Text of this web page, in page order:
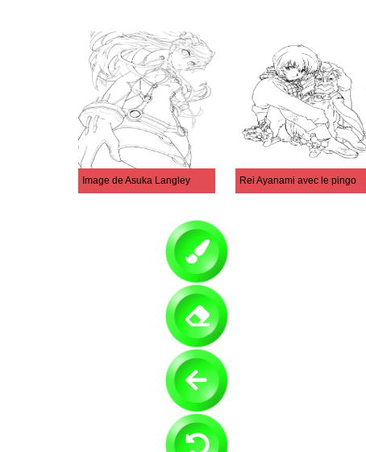
Image de Asuka Langley Rei Ayanami avec le pingouin